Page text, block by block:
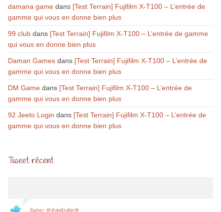
damana gamedans [Test Terrain] Fujifilm X-T100 – L’entrée de
gamme qui vous en donne bien plus
99 clubdans [Test Terrain] Fujifilm X-T100 – L’entrée de gamme
qui vous en donne bien plus
Daman Gamesdans [Test Terrain] Fujifilm X-T100 – L’entrée de
gamme qui vous en donne bien plus
DM Gamedans [Test Terrain] Fujifilm X-T100 – L’entrée de
gamme qui vous en donne bien plus
92 Jeeto Login dans [Test Terrain] Fujifilm X-T100 – L’entrée de
gamme qui vous en donne bien plus
Tweet récent
Suivez @frankydarth